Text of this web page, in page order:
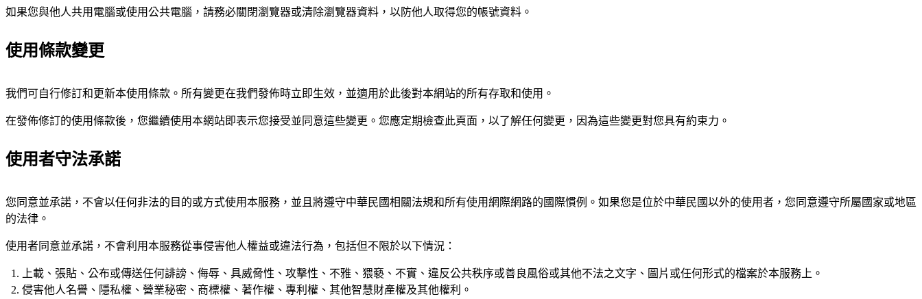
如果您與他人共用電腦或使用公共電腦，請務必關閉瀏覽器或清除瀏覽器資料，以防他人取得您的帳號資料。
使用條款變更
我們可自行修訂和更新本使用條款。所有變更在我們發佈時立即生效，並適用於此後對本網站的所有存取和使用。
在發佈修訂的使用條款後，您繼續使用本網站即表示您接受並同意這些變更。您應定期檢查此頁面，以了解任何變更，因為這些變更對您具有約束力。
使用者守法承諾
您同意並承諾，不會以任何非法的目的或方式使用本服務，並且將遵守中華民國相關法規和所有使用網際網路的國際慣例。如果您是位於中華民國以外的使用者，您同意遵守所屬國家或地區
的法律。
使用者同意並承諾，不會利用本服務從事侵害他人權益或違法行為，包括但不限於以下情況：
上載、張貼、公布或傳送任何誹謗、侮辱、具威脅性、攻擊性、不雅、猥褻、不實、違反公共秩序或善良風俗或其他不法之文字、圖片或任何形式的檔案於本服務上。
侵害他人名譽、隱私權、營業秘密、商標權、著作權、專利權、其他智慧財產權及其他權利。